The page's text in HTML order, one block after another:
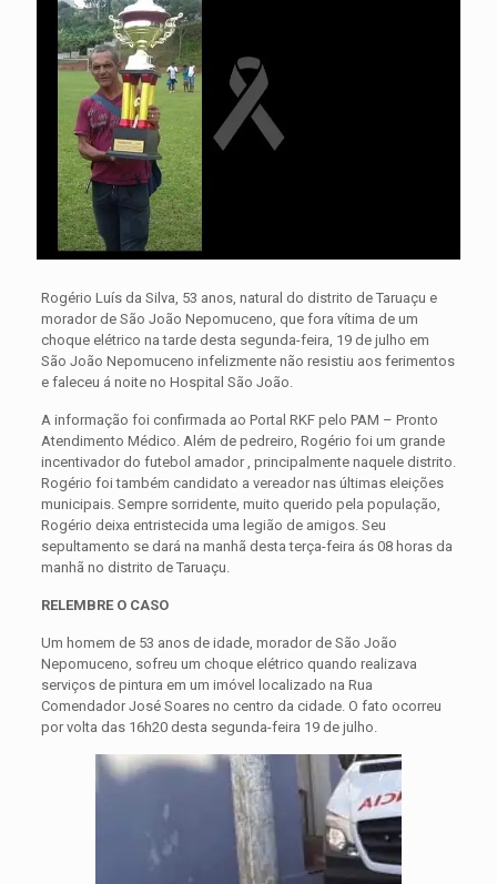
Rogério Luís da Silva, 53 anos, natural do distrito de Taruaçu e
morador de São João Nepomuceno, que fora vítima de um
choque elétrico na tarde desta segunda-feira, 19 de julho em
São João Nepomuceno infelizmente não resistiu aos ferimentos
e faleceu á noite no Hospital São João.
A informação foi confirmada ao Portal RKF pelo PAM – Pronto
Atendimento Médico. Além de pedreiro, Rogério foi um grande
incentivador do futebol amador , principalmente naquele distrito.
Rogério foi também candidato a vereador nas últimas eleições
municipais. Sempre sorridente, muito querido pela população,
Rogério deixa entristecida uma legião de amigos. Seu
sepultamento se dará na manhã desta terça-feira ás 08 horas da
manhã no distrito de Taruaçu.
RELEMBRE O CASO
Um homem de 53 anos de idade, morador de São João
Nepomuceno, sofreu um choque elétrico quando realizava
serviços de pintura em um imóvel localizado na Rua
Comendador José Soares no centro da cidade. O fato ocorreu
por volta das 16h20 desta segunda-feira 19 de julho.